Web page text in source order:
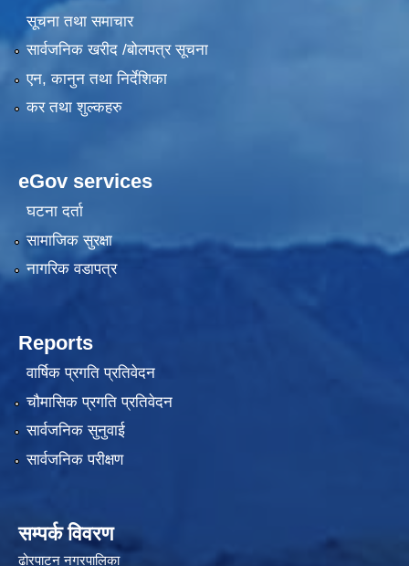
सूचना तथा समाचार
सार्वजनिक खरीद /बोलपत्र सूचना
एन, कानुन तथा निर्देशिका
कर तथा शुल्कहरु
eGov services
घटना दर्ता
सामाजिक सुरक्षा
नागरिक वडापत्र
Reports
वार्षिक प्रगति प्रतिवेदन
चौमासिक प्रगति प्रतिवेदन
सार्वजनिक सुनुवाई
सार्वजनिक परीक्षण
सम्पर्क विवरण
ढोरपाटन नगरपालिका